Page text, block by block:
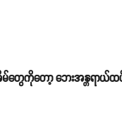
ေကိုတော့ ဘေးအန္တရာယ်ထ